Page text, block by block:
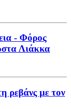
- Φόρος
Λιάκκα
ρεβάνς με τον